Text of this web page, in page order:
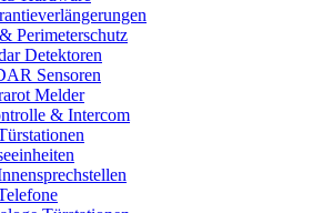
Perimeterschutz
Detektoren
Sensoren
Melder
& Intercom